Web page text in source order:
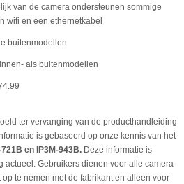
van de camera ondersteunen sommige
wifi en een ethernetkabel
buitenmodellen
als buitenmodellen
ter vervanging van de producthandleiding
is gebaseerd op onze kennis van het
en IP3M-943B. Deze informatie is
actueel. Gebruikers dienen voor alle camera-
te nemen met de fabrikant en alleen voor